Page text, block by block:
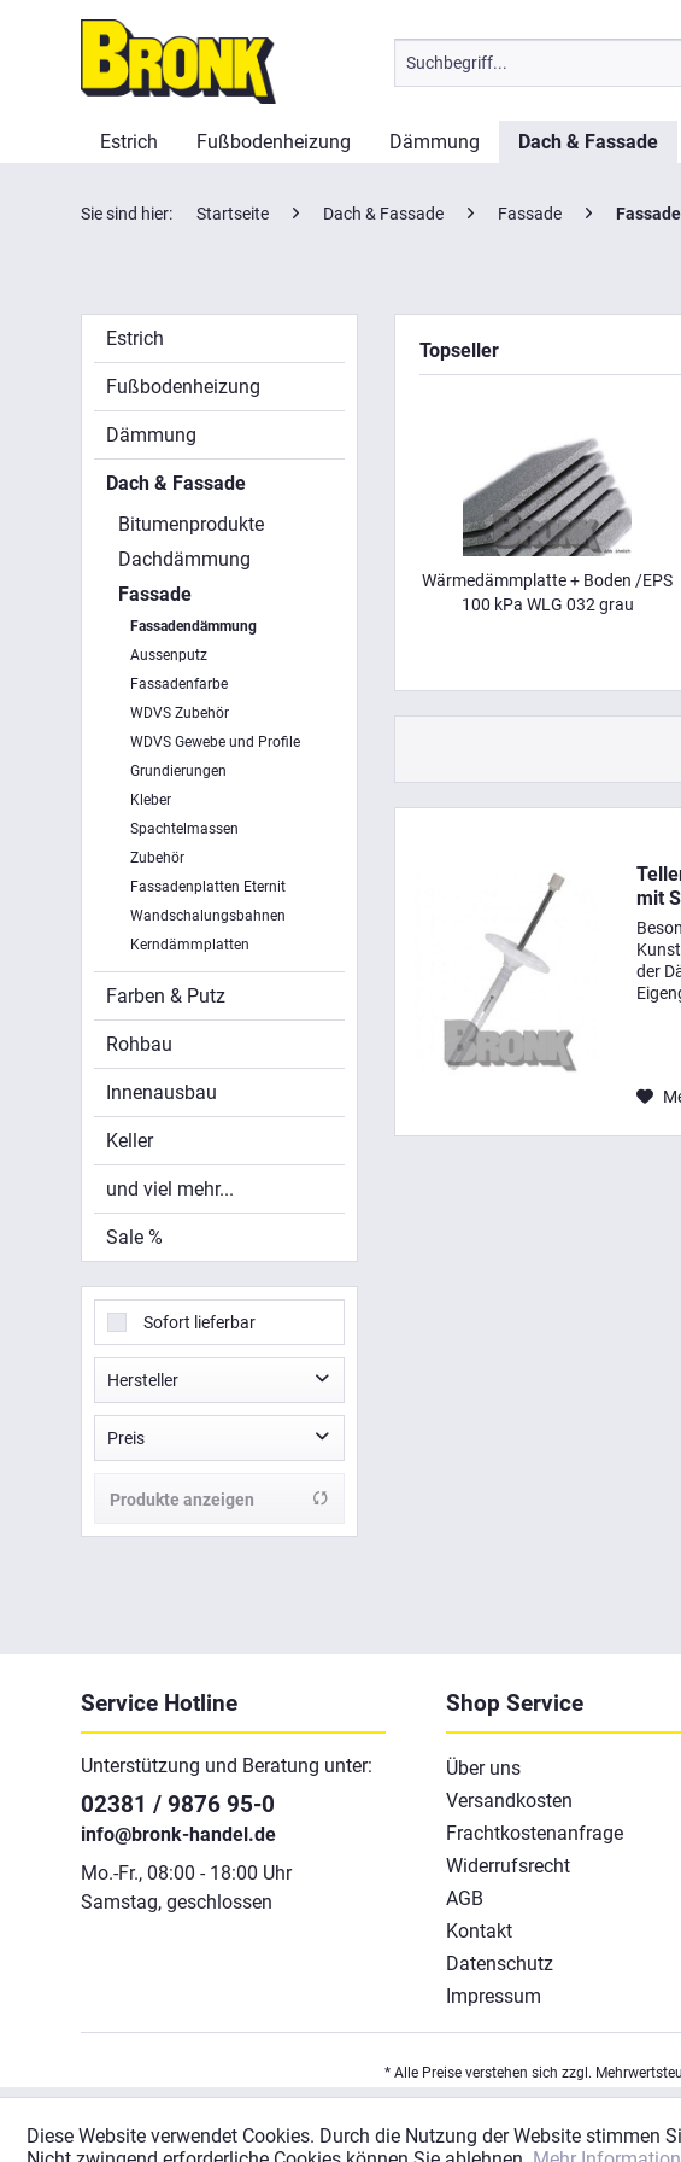
Estrich Fußbodenheizung Dämmung Dach & Fassade
Sie sind hier: Startseite Dach & Fassade Fassade
Estrich
Fußbodenheizung
Dämmung
Dach & Fassade
Bitumenprodukte
Dachdämmung
Fassade
Fassadendämmung
Aussenputz
Fassadenfarbe
WDVS Zubehör
WDVS Gewebe und Profile
Grundierungen
Kleber
Spachtelmassen
Zubehör
Fassadenplatten Eternit
Wandschalungsbahnen
Kerndämmplatten
Farben & Putz
Rohbau
Innenausbau
Keller
und viel mehr...
Sale %
Sofort lieferbar
Hersteller
Klimas
Philippine
Preis
bis
Produkte anzeigen
Topseller
Wärmedämmplatte + Boden /EPS
100 kPa WLG 032 grau
mit
der
Service Hotline
Unterstützung und Beratung unter:
02381 / 9876 95-0
info@bronk-handel.de
Mo.-Fr., 08:00 - 18:00 Uhr
Samstag, geschlossen
Shop Service
Über uns
Versandkosten
Frachtkostenanfrage
Widerrufsrecht
AGB
Kontakt
Datenschutz
Impressum
* Alle Preise verstehen sich zzgl.
Diese Website verwendet Cookies. Durch die Nutzung der Website